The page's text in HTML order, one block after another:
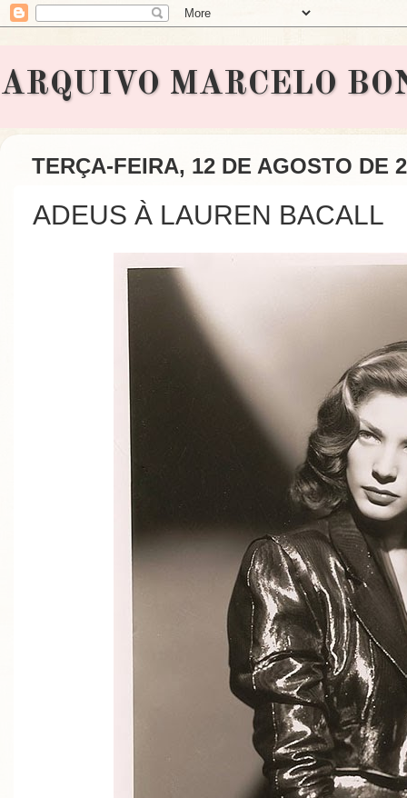
ARQUIVO MARCELO
TERÇA-FEIRA, 12 DE AGOSTO DE
ADEUS À LAUREN BACALL